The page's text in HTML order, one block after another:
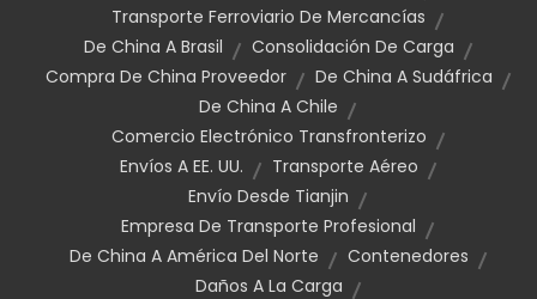
Transporte Ferroviario De Mercancías
De China A Brasil
Consolidación De Carga
Compra De China Proveedor
De China A Sudáfrica
De China A Chile
Comercio Electrónico Transfronterizo
Envíos A EE. UU.
Transporte Aéreo
Envío Desde Tianjin
Empresa De Transporte Profesional
De China A América Del Norte
Contenedores
Daños A La Carga